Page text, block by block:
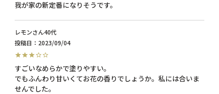
レモン
40代
投稿日
2023/09/04
すごいなめらかで塗りやすい。
でもふんわり甘いくてお花の香りでしょうか。私には合いま
せんでした。